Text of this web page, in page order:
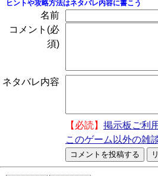
ヒントや攻略方法はネタバレ内容に書こう
名前
コメント(必
須)
ネタバレ内容
【必読】 掲示板ご利
このゲーム以外の雑